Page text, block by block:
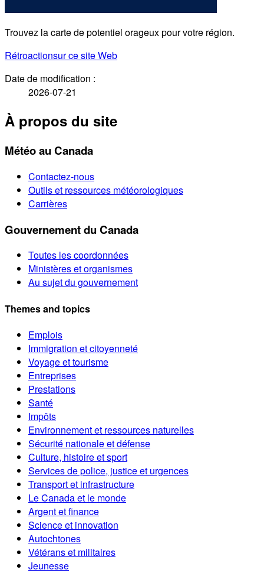
Trouvez la carte de potentiel orageux pour votre région.
Rétroactionsur ce site Web
Date de modification :
2026-07-21
À propos du site
Météo au Canada
Contactez-nous
Outils et ressources météorologiques
Carrières
Gouvernement du Canada
Toutes les coordonnées
Ministères et organismes
Au sujet du gouvernement
Themes and topics
Emplois
Immigration et citoyenneté
Voyage et tourisme
Entreprises
Prestations
Santé
Impôts
Environnement et ressources naturelles
Sécurité nationale et défense
Culture, histoire et sport
Services de police, justice et urgences
Transport et infrastructure
Le Canada et le monde
Argent et finance
Science et innovation
Autochtones
Vétérans et militaires
Jeunesse